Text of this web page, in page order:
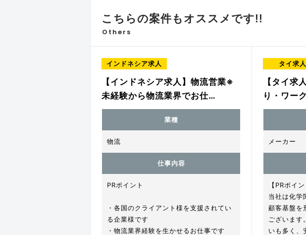
こちらの案件もオススメです!!
Others
インドネシア求人
【インドネシア求人】物流営業※
未経験から物流業界でお仕…
業種
物流
仕事内容
PRポイント
・各国のクライアント様を支援されてい
る企業様です
・物流業界経験を生かせるお仕事です
タイ求人
【タイ求
り・ワー
メーカー
【PRポイン
当社は化学
顧客基盤を
ございます
いも多く、